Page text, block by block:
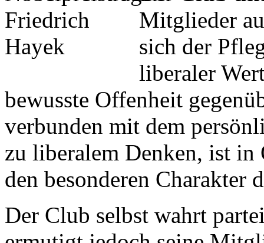
Mitglieder
sich der
liberaler
bewusste Offenheit
verbunden mit dem
zu liberalem Denken, ist
den besonderen Charakter
Der Club selbst wahrt